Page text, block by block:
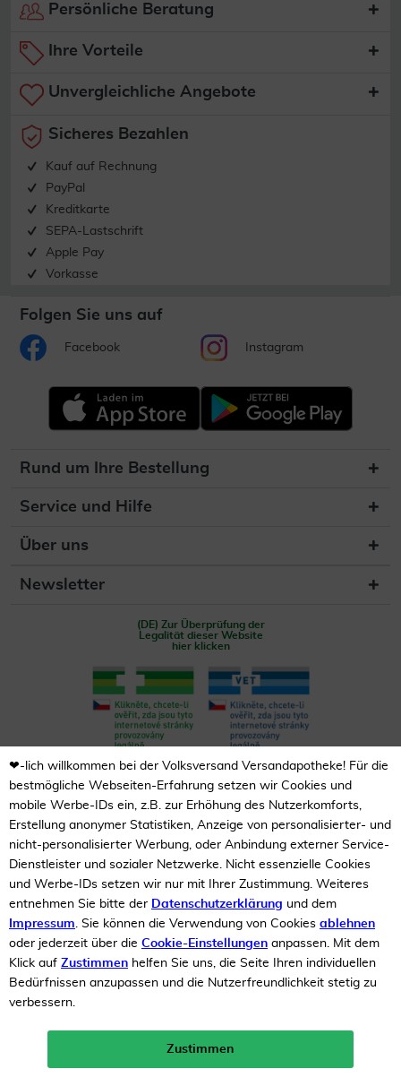
10%
Neukunden-Rabatt ab 49€!
mehr erfahren >
Persönliche Beratung
Ihre Vorteile
Unvergleichliche Angebote
Sicheres Bezahlen
Kauf auf Rechnung
PayPal
Kreditkarte
SEPA-Lastschrift
Apple Pay
Vorkasse
Folgen Sie uns auf
Facebook Instagram
Rund um Ihre Bestellung
Service und Hilfe
Über uns
Newsletter
(DE) Zur Überprüfung der
Legalität dieser Website
hier klicken
Unsere Auszeichnungen
❤-lich willkommen bei der Volksversand Versandapotheke! Für die
bestmögliche Webseiten-Erfahrung setzen wir Cookies und
mobile Werbe-IDs ein, z.B. zur Erhöhung des Nutzerkomforts,
Erstellung anonymer Statistiken, Anzeige von personalisierter- und
nicht-personalisierter Werbung, oder Anbindung externer Service-
Dienstleister und sozialer Netzwerke. Nicht essenzielle Cookies
und Werbe-IDs setzen wir nur mit Ihrer Zustimmung. Weiteres
entnehmen Sie bitte der Datenschutzerklärung und dem
Impressum. Sie können die Verwendung von Cookies ablehnen
oder jederzeit über die Cookie-Einstellungen anpassen. Mit dem
Klick auf Zustimmen helfen Sie uns, die Seite Ihren individuellen
Bedürfnissen anzupassen und die Nutzerfreundlichkeit stetig zu
verbessern.
Zustimmen